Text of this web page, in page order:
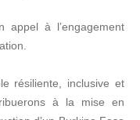
appel à l’engagement
résiliente, inclusive et
à la mise en